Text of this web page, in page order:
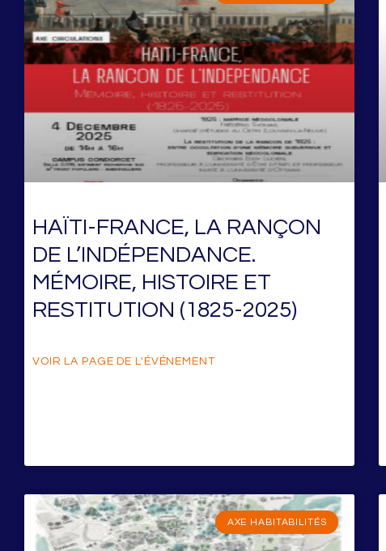
HAÏTI-FRANCE, LA RANÇON
DE L’INDÉPENDANCE.
MÉMOIRE, HISTOIRE ET
RESTITUTION (1825-2025)
VOIR LA PAGE DE L'ÉVÉNEMENT
AXE HABITABILITÉS